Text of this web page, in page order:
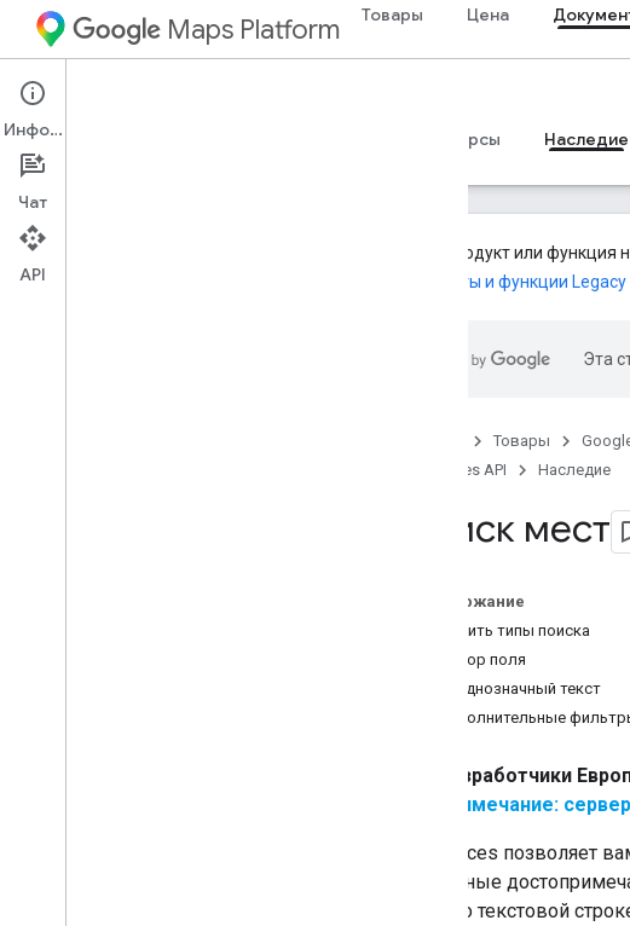
Maps Platform Товары Цена
Web Services
Руководства
Ресурсы Наследие
Этот продукт или функция
Продукты и функции Legacy
Эта
Товары
Places API
Наследие
Поиск мест
Содержание
Сравнить типы поиска
Выбор поля
Неоднозначный текст
Дополнительные
Разработчики
Примечание:
API Places позволяет
известные
либо по текстовой
Информация
Чат
API